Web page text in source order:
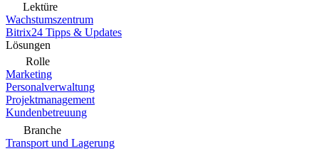
Lektüre
Wachstumszentrum
Bitrix24 Tipps & Updates
Lösungen
Rolle
Marketing
Personalverwaltung
Projektmanagement
Kundenbetreuung
Branche
Transport und Lagerung